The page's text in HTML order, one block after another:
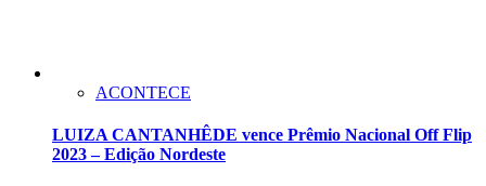
ACONTECE
LUIZA CANTANHÊDE vence Prêmio Nacional Off Flip
2023 – Edição Nordeste